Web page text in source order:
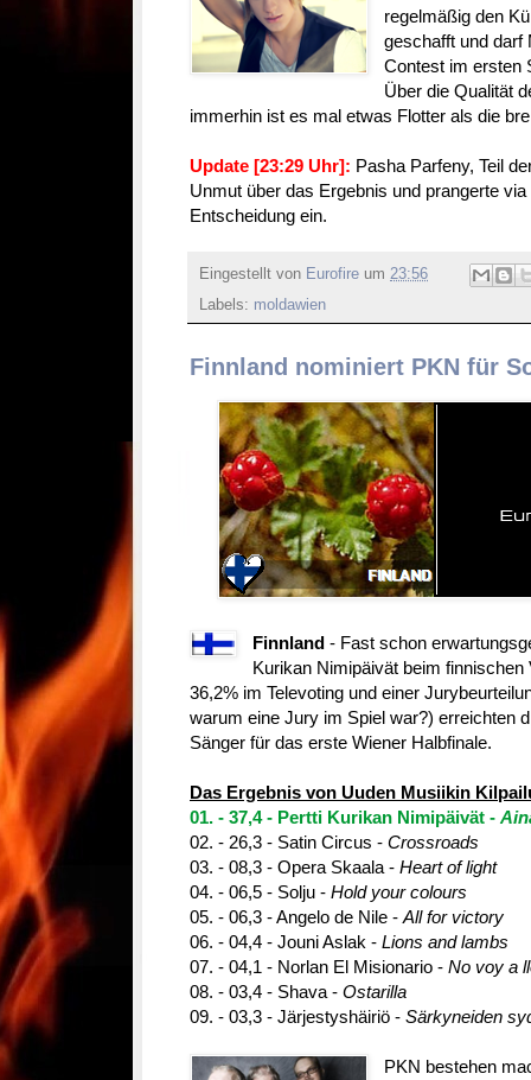
regelmäßig den
geschafft und darf
Contest im ersten
Über die Qualität
immerhin ist es mal etwas Flotter als die
Update [23:29 Uhr]: Pasha Parfeny, Teil
Unmut über das Ergebnis und prangerte
Entscheidung ein.
Eingestellt von Eurofire um 23:56
Labels: moldawien
Finnland nominiert PKN für
Finnland - Fast schon
Kurikan Nimipäivät beim
36,2% im Televoting und einer
warum eine Jury im Spiel war?) erreichten
Sänger für das erste Wiener Halbfinale.
Das Ergebnis von Uuden Musiikin
01. - 37,4 - Pertti Kurikan Nimipäivät -
02. - 26,3 - Satin Circus - Crossroads
03. - 08,3 - Opera Skaala - Heart of light
04. - 06,5 - Solju - Hold your colours
05. - 06,3 - Angelo de Nile - All for victory
06. - 04,4 - Jouni Aslak - Lions and lambs
07. - 04,1 - Norlan El Misionario - No voy a
08. - 03,4 - Shava - Ostarilla
09. - 03,3 - Järjestyshäiriö - Särkyneiden
PKN bestehen